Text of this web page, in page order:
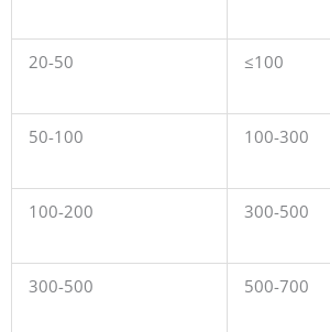
20-50 ≤100
50-100 100-300
100-200 300-500
300-500 500-700